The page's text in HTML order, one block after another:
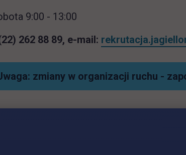
9:00 - 13:00
262 88 89, e-mail:
zmiany w organizacji ruchu -